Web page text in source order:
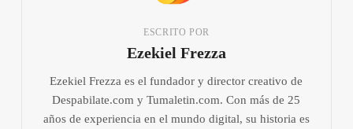
ESCRITO POR
Ezekiel Frezza
Ezekiel Frezza es el fundador y director creativo de
Despabilate.com y Tumaletin.com. Con más de 25
años de experiencia en el mundo digital, su historia es